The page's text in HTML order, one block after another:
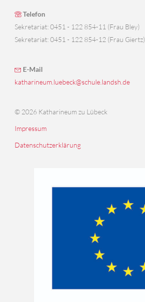
Telefon
Sekretariat: 0451 - 122 854-11 (Frau Bley)
Sekretariat: 0451 - 122 854-12 (Frau Giertz)
E-Mail
katharineum.luebeck@schule.landsh.de
© 2026 Katharineum zu Lübeck
Impressum
Datenschutzerklärung